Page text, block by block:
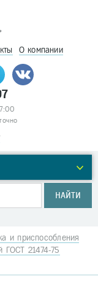
О компании
НАЙТИ
и приспособления
ГОСТ 21474-75